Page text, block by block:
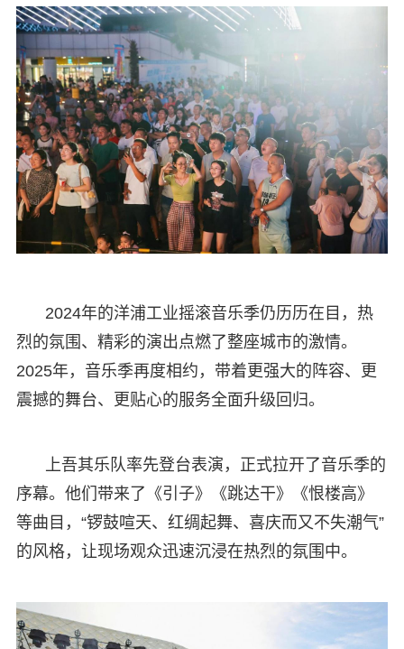
2024年的洋浦工业摇滚音乐季仍历历在目，热
烈的氛围、精彩的演出点燃了整座城市的激情。
2025年，音乐季再度相约，带着更强大的阵容、更
震撼的舞台、更贴心的服务全面升级回归。
上吾其乐队率先登台表演，正式拉开了音乐季的
序幕。他们带来了《引子》《跳达干》《恨楼高》
等曲目，“锣鼓喧天、红绸起舞、喜庆而又不失潮气”
的风格，让现场观众迅速沉浸在热烈的氛围中。